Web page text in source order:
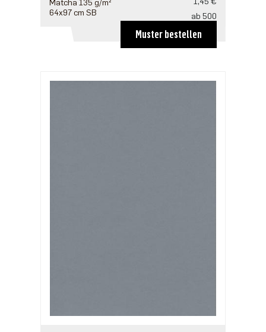
Matcha 135 g/m²
64x97 cm SB
ab 500
1,41 €
ab 1250
Muster bestellen